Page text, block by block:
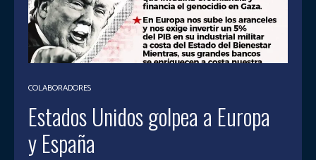
COLABORADORES
Estados Unidos golpea a Europa
y España